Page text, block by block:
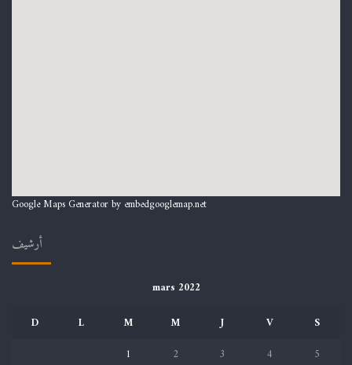
Google Maps Generator by embedgooglemap.net
أرشيف
mars 2022
D
L M M J V
S
1
2 3 4
5